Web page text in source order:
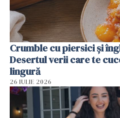
Crumble cu piersici și
Desertul verii care te
lingură
26 IULIE 2026